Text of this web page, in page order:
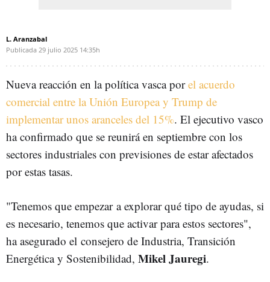
L. Aranzabal
Publicada 29 julio 2025 14:35h
Nueva reacción en la política vasca porel acuerdo
comercial entre la Unión Europea y Trump de
implementar unos aranceles del 15%. El ejecutivo vasco
ha confirmado que se reunirá en septiembre con los
sectores industriales con previsiones de estar afectados
por estas tasas.
"Tenemos que empezar a explorar qué tipo de ayudas, si
es necesario, tenemos que activar para estos sectores",
ha asegurado el consejero de Industria, Transición
Energética y Sostenibilidad, Mikel Jauregi.